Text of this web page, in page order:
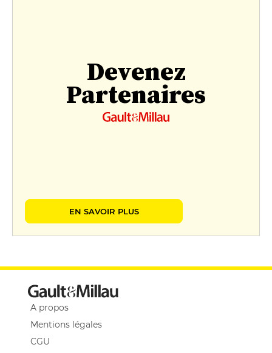
Devenez
Partenaires
EN SAVOIR PLUS
A propos
Mentions légales
CGU